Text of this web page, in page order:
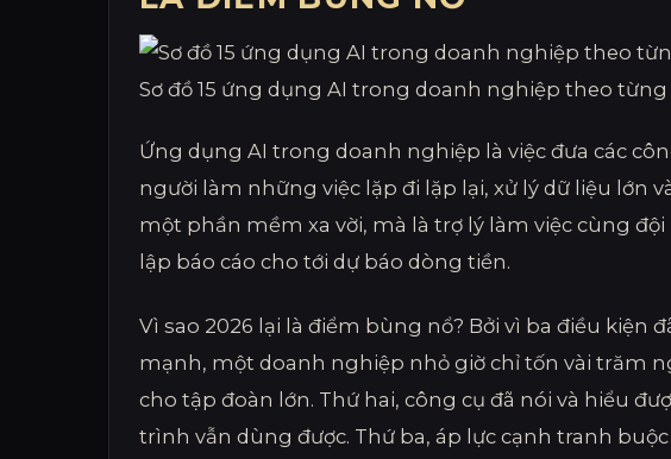
Sơ đồ 15 ứng dụng AI trong doanh nghiệp theo
Ứng dụng AI trong doanh nghiệp là việc đưa các
người làm những việc lặp đi lặp lại, xử lý dữ liệu lớn
một phần mềm xa vời, mà là trợ lý làm việc cùng
lập báo cáo cho tới dự báo dòng tiền.
Vì sao 2026 lại là điểm bùng nổ? Bởi vì ba điều
mạnh, một doanh nghiệp nhỏ giờ chỉ tốn vài trăm
cho tập đoàn lớn. Thứ hai, công cụ đã nói và hiểu
trình vẫn dùng được. Thứ ba, áp lực cạnh tranh